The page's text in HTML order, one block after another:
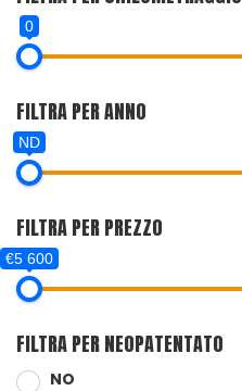
0
FILTRA PER ANNO
ND
FILTRA PER PREZZO
€5 600
FILTRA PER NEOPATENTATO
NO